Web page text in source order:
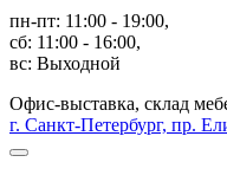
пн-пт: 11:00 - 19:00,
сб: 11:00 - 16:00,
вс: Выходной
Офис-выставка, склад
г. Санкт-Петербург, пр.